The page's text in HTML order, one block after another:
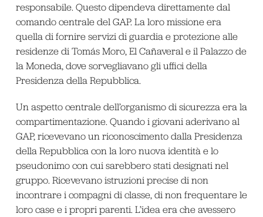
responsabile. Questo dipendeva direttamente dal
comando centrale del GAP. La loro missione era
quella di fornire servizi di guardia e protezione alle
residenze di Tomás Moro, El Cañaveral e il Palazzo de
la Moneda, dove sorvegliavano gli uffici della
Presidenza della Repubblica.
Un aspetto centrale dell’organismo di sicurezza era la
compartimentazione. Quando i giovani aderivano al
GAP, ricevevano un riconoscimento dalla Presidenza
della Repubblica con la loro nuova identità e lo
pseudonimo con cui sarebbero stati designati nel
gruppo. Ricevevano istruzioni precise di non
incontrare i compagni di classe, di non frequentare le
loro case e i propri parenti. L’idea era che avessero